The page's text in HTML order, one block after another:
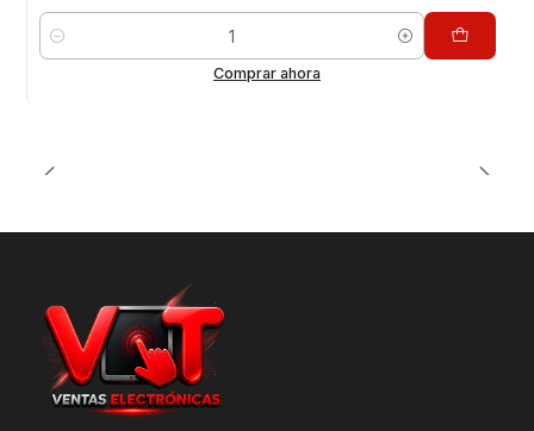
Cantidad
Comprar ahora